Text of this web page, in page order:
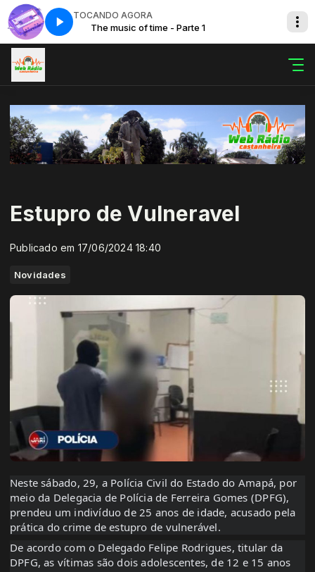
TOCANDO AGORA
The music of time - Parte 1
Estupro de Vulneravel
Publicado em 17/06/2024 18:40
Novidades
Neste sábado, 29, a Polícia Civil do Estado do Amapá, por
meio da Delegacia de Polícia de Ferreira Gomes (DPFG),
prendeu um indivíduo de 25 anos de idade, acusado pela
prática do crime de estupro de vulnerável.
De acordo com o Delegado Felipe Rodrigues, titular da
DPFG, as vítimas são dois adolescentes, de 12 e 15 anos